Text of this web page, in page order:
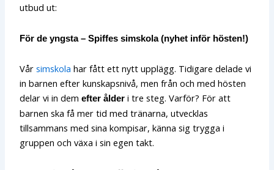
utbud ut:
För de yngsta – Spiffes simskola (nyhet inför hösten!)
Vårsimskola har fått ett nytt upplägg. Tidigare delade vi
in barnen efter kunskapsnivå, men från och med hösten
delar vi in demefter ålder i tre steg. Varför? För att
barnen ska få mer tid med tränarna, utvecklas
tillsammans med sina kompisar, känna sig trygga i
gruppen och växa i sin egen takt.